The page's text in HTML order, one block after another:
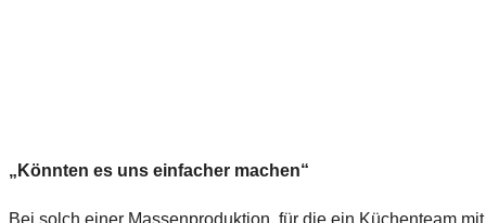
„Könnten es uns einfacher machen“
Bei solch einer Massenproduktion, für die ein Küchenteam